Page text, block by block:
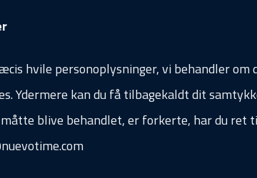
hvile personoplysninger, vi behandler om
Ydermere kan du få tilbagekaldt dit
blive behandlet, er forkerte, har du